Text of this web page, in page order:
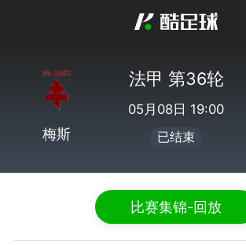
梅斯
法甲 第36轮
05月08日 19:00
已结束
比赛集锦-回放